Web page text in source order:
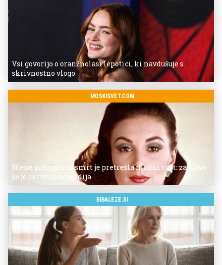
Vsi govorijo o oranžnolasi lepotici, ki navdušuje s
skrivnostno vlogo
MOSKISVET.COM
Njena prezgodnja smrt je pretresla modni svet: za slavo
se je skrivala tragedija
BIBALEZE.SI